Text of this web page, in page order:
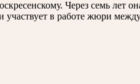
Через семь лет
участвует в работе жюри